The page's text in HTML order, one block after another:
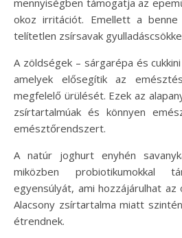
mennyiségben támogatja az
okoz irritációt. Emellett a benne
telítetlen zsírsavak
A zöldségek – sárgarépa és
amelyek elősegítik az
megfelelő ürülését. Ezek az
zsírtartalmúak és könnyen
emésztőrendszert.
A natúr joghurt enyhén
miközben probiotikumokkal
egyensúlyát, ami hozzájárulhat
Alacsony zsírtartalma miatt
étrendnek.